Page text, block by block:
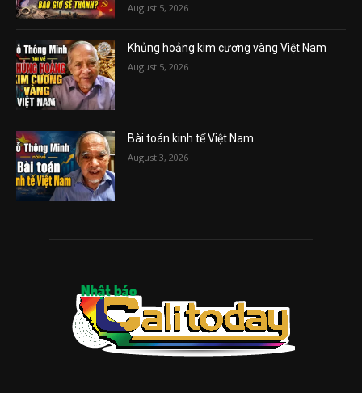
August 5, 2026
Khủng hoảng kim cương vàng Việt Nam
August 5, 2026
Bài toán kinh tế Việt Nam
August 3, 2026